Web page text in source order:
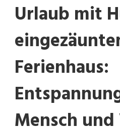
Urlaub mit
Ferienhaus:
Mensch